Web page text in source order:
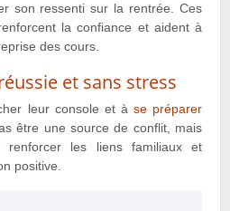
son ressenti sur la rentrée. Ces
la confiance et aident à
des cours.
et sans stress
leur console et à se préparer
être une source de conflit, mais
renforcer les liens familiaux et
positive.